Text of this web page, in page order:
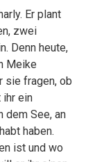
Er plant
zwei
Denn heute,
Meike
sie fragen, ob
ihr ein
dem See, an
haben.
ist und wo